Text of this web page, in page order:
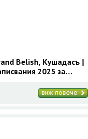
Belish, Кушадасъ |
2025 за
виж повече